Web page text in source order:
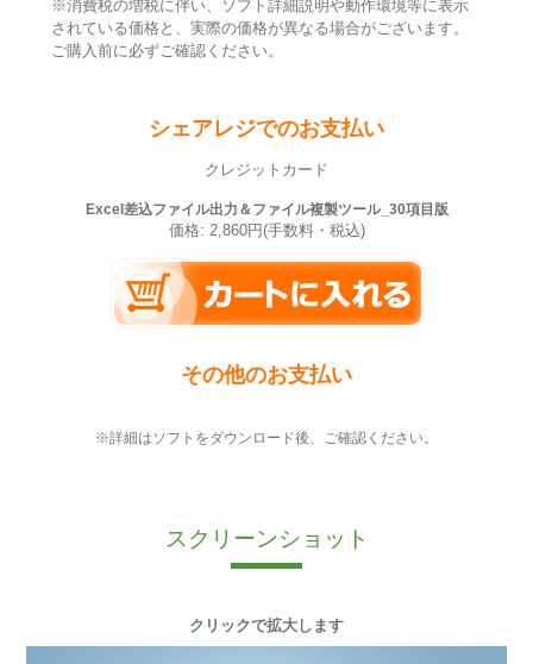
※消費税の増税に伴い、ソフト詳細説明や動作環境等に表示
されている価格と、実際の価格が異なる場合がございます。
ご購入前に必ずご確認ください。
シェアレジでのお支払い
クレジットカード
Excel差込ファイル出力＆ファイル複製ツール_30項目版
価格: 2,860円(手数料・税込)
その他のお支払い
※詳細はソフトをダウンロード後、ご確認ください。
スクリーンショット
クリックで拡大します